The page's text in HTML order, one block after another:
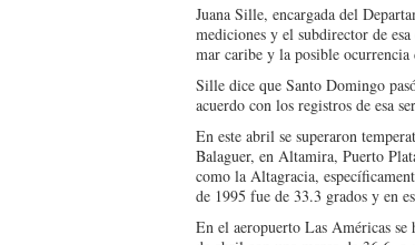
Juana Sille, encargada del
mediciones y el subdirector de
mar caribe y la posible ocurrencia
Sille dice que Santo Domingo
acuerdo con los registros de esa
En este abril se superaron
Balaguer, en Altamira, Puerto
como la Altagracia,
de 1995 fue de 33.3 grados y en
En el aeropuerto Las Américas